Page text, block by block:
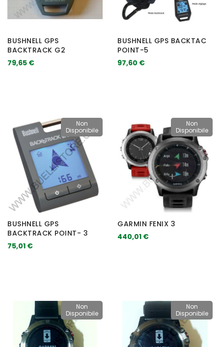
BUSHNELL GPS
BACKTRACK G2
79,65 €
BUSHNELL GPS BACKTAC
POINT-5
97,60 €
Non
Disponibile
BUSHNELL GPS
BACKTRACK POINT- 3
75,01 €
Non
Disponibile
GARMIN FENIX 3
440,01 €
Non
Disponibile
Non
Disponibile